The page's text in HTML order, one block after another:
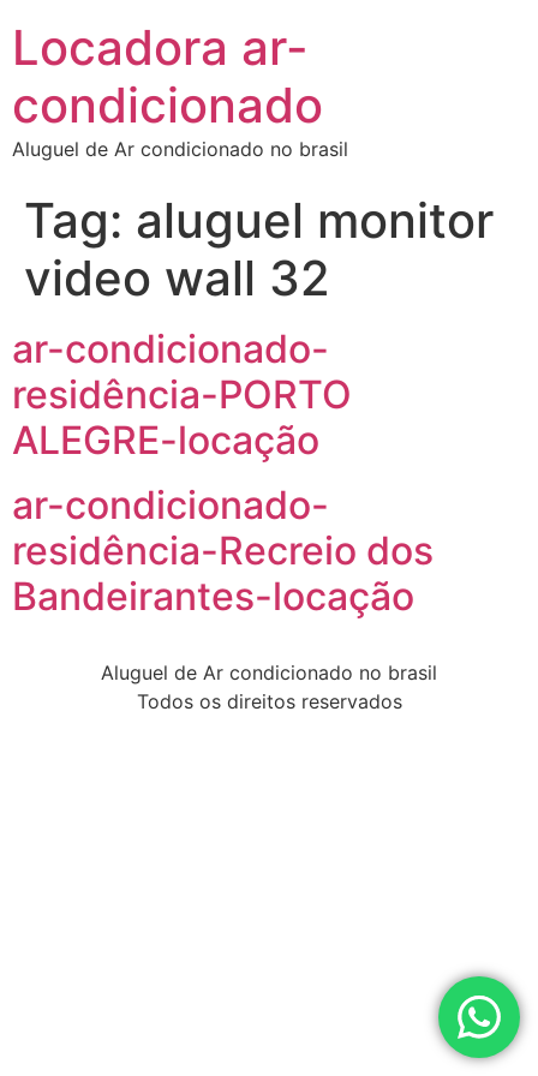
Locadora ar-
condicionado
Aluguel de Ar condicionado no brasil
Tag: aluguel monitor
video wall 32
ar-condicionado-
residência-PORTO
ALEGRE-locação
ar-condicionado-
residência-Recreio dos
Bandeirantes-locação
Aluguel de Ar condicionado no brasil
Todos os direitos reservados